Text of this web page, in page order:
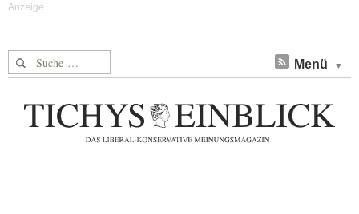
Suche nach: Menü